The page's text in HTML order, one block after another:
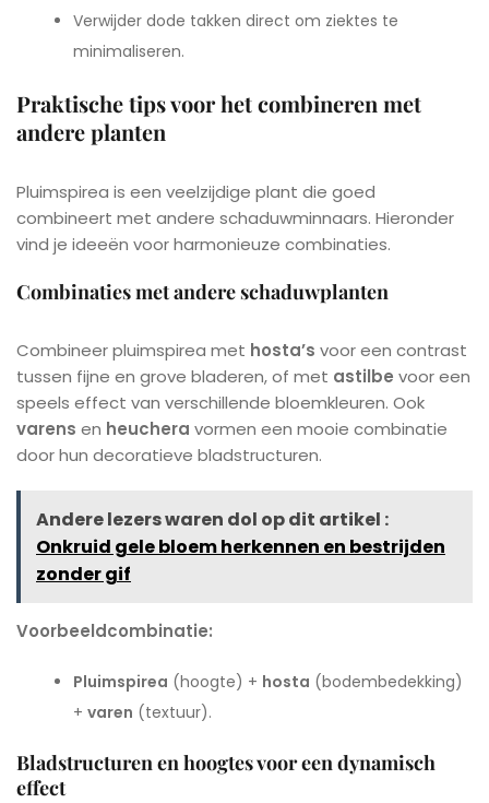
Verwijder dode takken direct om ziektes te
minimaliseren.
Praktische tips voor het combineren met
andere planten
Pluimspirea is een veelzijdige plant die goed
combineert met andere schaduwminnaars. Hieronder
vind je ideeën voor harmonieuze combinaties.
Combinaties met andere schaduwplanten
Combineer pluimspirea met hosta’s voor een contrast
tussen fijne en grove bladeren, of met astilbe voor een
speels effect van verschillende bloemkleuren. Ook
varens en heuchera vormen een mooie combinatie
door hun decoratieve bladstructuren.
Andere lezers waren dol op dit artikel :
Onkruid gele bloem herkennen en bestrijden
zonder gif
Voorbeeldcombinatie:
Pluimspirea (hoogte) + hosta (bodembedekking)
+varen (textuur).
Bladstructuren en hoogtes voor een dynamisch
effect